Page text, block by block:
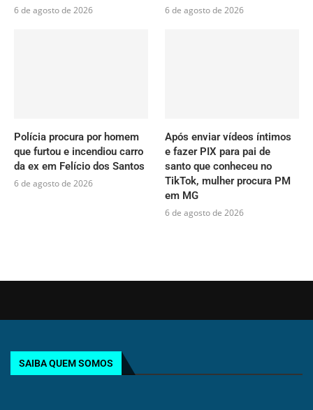
6 de agosto de 2026 6 de agosto de 2026
Polícia procura por homem
que furtou e incendiou carro
da ex em Felício dos Santos
6 de agosto de 2026
Após enviar vídeos íntimos
e fazer PIX para pai de
santo que conheceu no
TikTok, mulher procura PM
em MG
6 de agosto de 2026
SAIBA QUEM SOMOS